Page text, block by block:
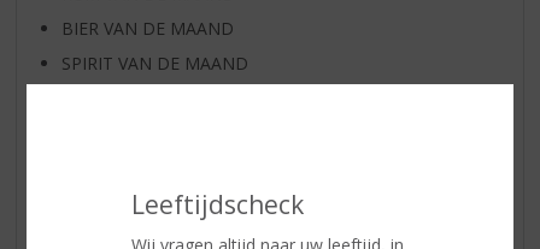
Leeftijdscheck
BIER VAN DE MAAND
SPIRIT VAN DE MAAND
APERITIEF